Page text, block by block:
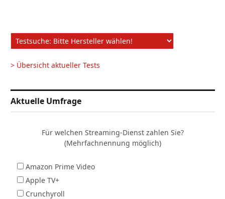
> Übersicht aktueller Tests
Aktuelle Umfrage
Für welchen Streaming-Dienst zahlen Sie?
(Mehrfachnennung möglich)
Amazon Prime Video
Apple TV+
Crunchyroll